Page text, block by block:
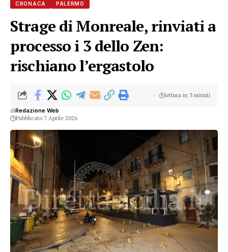
CRONACA PALERMO
Strage di Monreale, rinviati a
processo i 3 dello Zen:
rischiano l’ergastolo
diRedazione Web
Pubblicato 7 Aprile 2026
lettura in 3 minuti